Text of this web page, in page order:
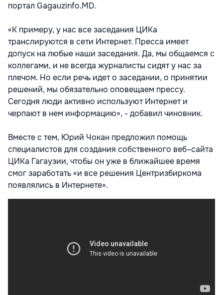
портал Gagauzinfo.MD.
«К примеру, у нас все заседания ЦИКа
транслируются в сети Интернет. Пресса имеет
допуск на любые наши заседания. Да, мы общаемся с
коллегами, и не всегда журналисты сидят у нас за
плечом. Но если речь идет о заседании, о принятии
решений, мы обязательно оповещаем прессу.
Сегодня люди активно используют Интернет и
черпают в нем информацию», - добавил чиновник.
Вместе с тем, Юрий Чокан предложил помощь
специалистов для создания собственного веб–сайта
ЦИКа Гагаузии, чтобы он уже в ближайшее время
смог заработать «и все решения Центризбиркома
появлялись в Интернете».